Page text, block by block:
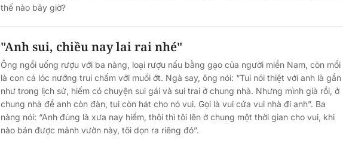
thế nào bây giờ?
"Anh sui, chiều nay lai rai nhé"
Ông ngồi uống rượu với ba nàng, loại rượu nấu bằng gạo của người miền Nam, còn mồi
là con cá lóc nướng trui chấm với muối ớt. Ngà say, ông nói: “Tui nói thiệt với anh là gần
như trong lịch sử, hiếm có chuyện sui gái và sui trai ở chung nhà. Nhưng mình già rồi, ở
chung nhà để anh còn đàn, tui còn hát cho nó vui. Gọi là vui cửa vui nhà đi anh”. Ba
nàng nói: “Anh đúng là xưa nay hiếm, thôi thì tôi lên ở chung một thời gian cho vui, khi
nào bán được mảnh vườn này, tôi dọn ra riêng đó”.